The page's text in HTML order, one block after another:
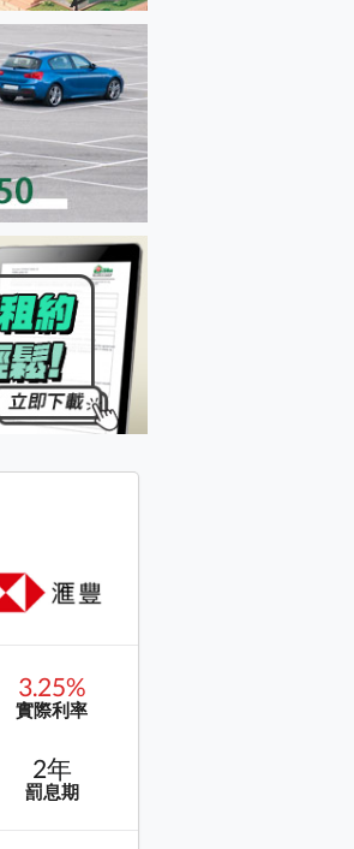
3.25%
實際利率
2年
罰息期